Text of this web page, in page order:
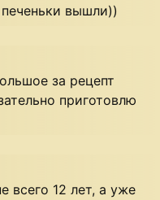
вышли))
за рецепт
приготовлю
всего 12 лет, а уже